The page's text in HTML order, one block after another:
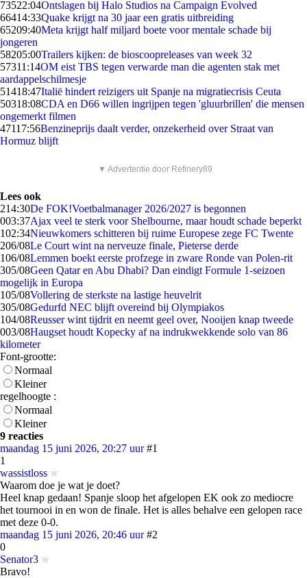
73522:04Ontslagen bij Halo Studios na Campaign Evolved
66414:33Quake krijgt na 30 jaar een gratis uitbreiding
65209:40Meta krijgt half miljard boete voor mentale schade bij
jongeren
58205:00Trailers kijken: de bioscoopreleases van week 32
57311:14OM eist TBS tegen verwarde man die agenten stak met
aardappelschilmesje
51418:47Italië hindert reizigers uit Spanje na migratiecrisis Ceuta
50318:08CDA en D66 willen ingrijpen tegen 'gluurbrillen' die mensen
ongemerkt filmen
47117:56Benzineprijs daalt verder, onzekerheid over Straat van
Hormuz blijft
▼ Advertentie door Refinery89
Lees ook
214:30De FOK!Voetbalmanager 2026/2027 is begonnen
003:37Ajax veel te sterk voor Shelbourne, maar houdt schade beperkt
102:34Nieuwkomers schitteren bij ruime Europese zege FC Twente
206/08Le Court wint na nerveuze finale, Pieterse derde
106/08Lemmen boekt eerste profzege in zware Ronde van Polen-rit
305/08Geen Qatar en Abu Dhabi? Dan eindigt Formule 1-seizoen
mogelijk in Europa
105/08Vollering de sterkste na lastige heuvelrit
305/08Gedurfd NEC blijft overeind bij Olympiakos
104/08Reusser wint tijdrit en neemt geel over, Nooijen knap tweede
003/08Haugset houdt Kopecky af na indrukwekkende solo van 86
kilometer
Font-grootte:
Normaal
Kleiner
regelhoogte :
Normaal
Kleiner
9 reacties
maandag 15 juni 2026, 20:27 uur #1
1
wassistloss
Waarom doe je wat je doet?
Heel knap gedaan! Spanje sloop het afgelopen EK ook zo mediocre
het tournooi in en won de finale. Het is alles behalve een gelopen race
met deze 0-0.
maandag 15 juni 2026, 20:46 uur #2
0
Senator3
Bravo!